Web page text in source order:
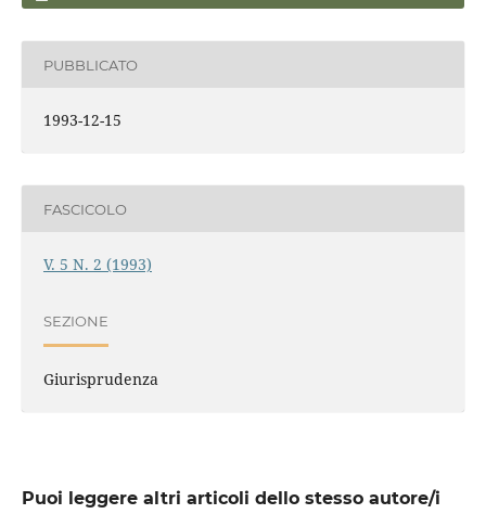
PUBBLICATO
1993-12-15
FASCICOLO
V. 5 N. 2 (1993)
SEZIONE
Giurisprudenza
Puoi leggere altri articoli dello stesso autore/i